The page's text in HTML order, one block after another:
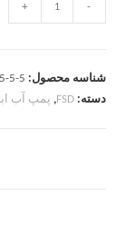
-
+
شناسه محصول: 5-5
دسته:FSD
, پمپ آب